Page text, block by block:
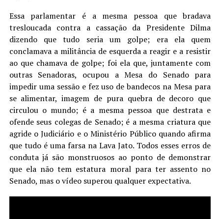
Essa parlamentar é a mesma pessoa que bradava
tresloucada contra a cassação da Presidente Dilma
dizendo que tudo seria um golpe; era ela quem
conclamava a militância de esquerda a reagir e a resistir
ao que chamava de golpe; foi ela que, juntamente com
outras Senadoras, ocupou a Mesa do Senado para
impedir uma sessão e fez uso de bandecos na Mesa para
se alimentar, imagem de pura quebra de decoro que
circulou o mundo; é a mesma pessoa que destrata e
ofende seus colegas de Senado; é a mesma criatura que
agride o Judiciário e o Ministério Público quando afirma
que tudo é uma farsa na Lava Jato. Todos esses erros de
conduta já são monstruosos ao ponto de demonstrar
que ela não tem estatura moral para ter assento no
Senado, mas o vídeo superou qualquer expectativa.